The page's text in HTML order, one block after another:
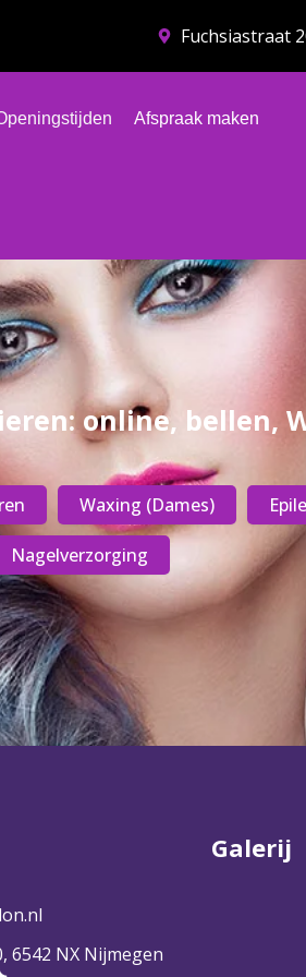
Fuchsiastraat
Afspraak maken
online, bellen,
Waxing (Dames)
Nagelverzorging
6542 NX Nijmegen
Galerij